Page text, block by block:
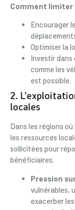
Comment limiter
Encourager
Optimiser la
Investir dans
comme les
est possible.
2.
locales
Dans les régions
les ressources
sollicitées pour
bénéficiaires.
Pression
vulnérables,
exacerber